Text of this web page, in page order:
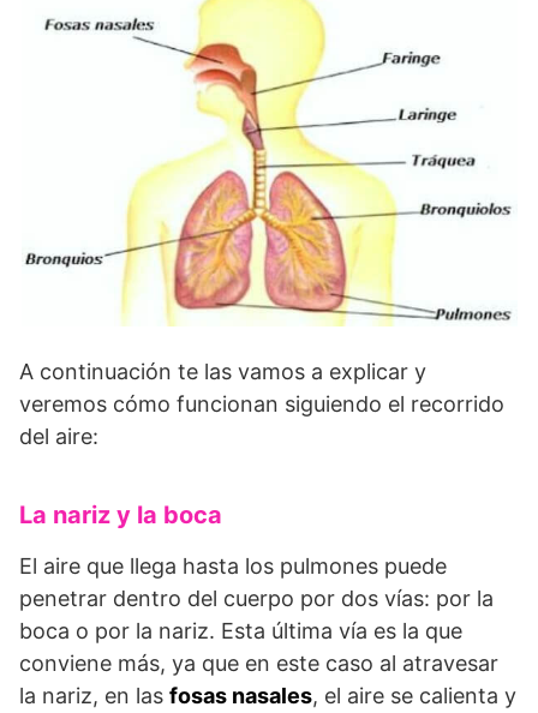
A continuación te las vamos a explicar y
veremos cómo funcionan siguiendo el recorrido
del aire:
La nariz y la boca
El aire que llega hasta los pulmones puede
penetrar dentro del cuerpo por dos vías: por la
boca o por la nariz. Esta última vía es la que
conviene más, ya que en este caso al atravesar
la nariz, en las fosas nasales, el aire se calienta y